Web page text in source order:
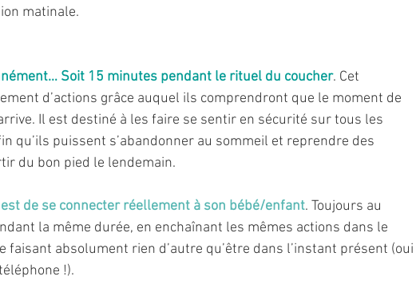
matinale.
Soit 15 minutes pendant le rituel du coucher. Cet
d’actions grâce auquel ils comprendront que le moment de
Il est destiné à les faire se sentir en sécurité sur tous les
qu’ils puissent s’abandonner au sommeil et reprendre des
du bon pied le lendemain.
est de se connecter réellement à son bébé/enfant. Toujours au
la même durée, en enchaînant les mêmes actions dans le
faisant absolument rien d’autre qu’être dans l’instant présent (oui
!).